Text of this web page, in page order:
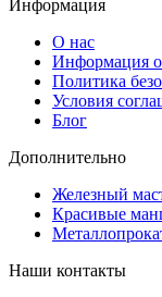
Информация
О нас
Информация о
Политика
Условия
Блог
Дополнительно
Железный
Красивые
Наши контакты